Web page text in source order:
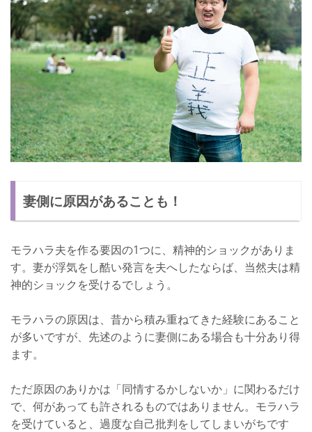
妻側に原因があることも！
モラハラ夫を作る要因の1つに、精神的ショックがありま
す。妻が浮気をし酷い発言を夫へしたならば、当然夫は精
神的ショックを受けるでしょう。
モラハラの原因は、昔から積み重ねてきた経験にあること
が多いですが、先述のように妻側にある場合も十分あり得
ます。
ただ原因のありかは「同情するかしないか」に関わるだけ
で、何があっても許されるものではありません。モラハラ
を受けていると、過度な自己批判をしてしまいがちです